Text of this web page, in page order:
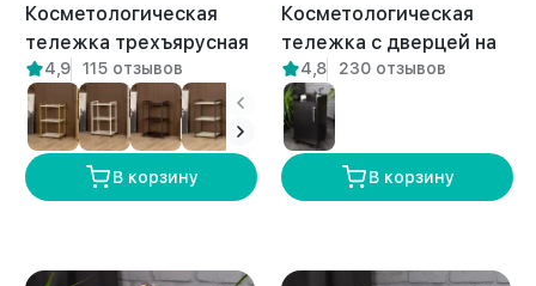
Косметологическая
тележка трехъярусная
на колесиках Амур
белый/амаретто
4,9 115 отзывов
В корзину
Косметологическая
тележка с дверцей на
замке Энца белая
4,8 230 отзывов
В корзину